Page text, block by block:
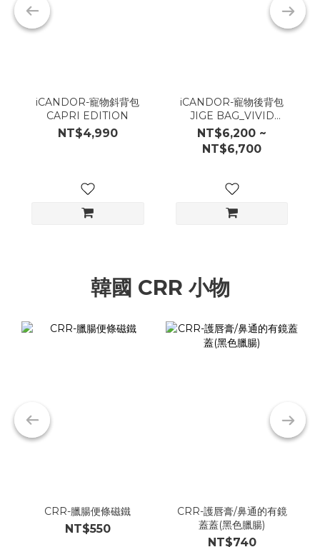
iCANDOR-寵物斜背包
CAPRI EDITION
NT$4,990
iCANDOR-寵物後背包
JIGE BAG_VIVID
KHAKI
NT$6,200 ~
NT$6,700
韓國 CRR 小物
CRR-臘腸便條磁鐵
NT$550
CRR-護唇膏/鼻通的有鏡
蓋蓋(黑色臘腸)
NT$740